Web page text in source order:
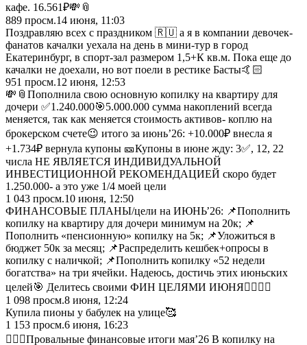
кафе. 16.561₽💸📎
889 просм.14 июня, 11:03
Поздравляю всех с праздником 🇷🇺 а я в компании девочек-
фанатов качалки уехала на день в мини-тур в город
Екатеринбург, в спорт-зал размером 1,5+К кв.м. Пока еще до
качалки не доехали, но вот поели в рестике Басты🤙🏻
951 просм.12 июня, 12:53
💸📎Пополнила свою основную копилку на квартиру для
дочери ✅1.240.000🎯5.000.000 сумма накоплений всегда
меняется, так как меняется стоимость активов- коплю на
брокерском счете😉 итого за июнь’26: +10.000₽ внесла я
+1.734₽ вернула купоны 🎫Купоны в июне жду: 3✅, 12, 22
числа НЕ ЯВЛЯЕТСЯ ИНДИВИДУАЛЬНОЙ
ИНВЕСТИЦИОННОЙ РЕКОМЕНДАЦИЕЙ скоро будет
1.250.000- а это уже 1/4 моей цели
1 043 просм.10 июня, 12:50
ФИНАНСОВЫЕ ПЛАНЫ/цели на ИЮНЬ’26: 📌Пополнить
копилку на квартиру для дочери минимум на 20к; 📌
Пополнить «пенсионную» копилку на 5к; 📌Уложиться в
бюджет 50к за месяц; 📌Распределить кешбек+опросы в
копилку с наличкой; 📌Пополнить копилку «52 недели
богатства» на три ячейки. Надеюсь, достичь этих июньских
целей🎯 Делитесь своими ФИН ЦЕЛЯМИ ИЮНЯ✌🏻🤟🏻
1 098 просм.8 июня, 12:24
Купила пионы у бабулек на улице🥰
1 153 просм.6 июня, 16:23
👎🏼❌Провальные финансовые итоги мая’26 В копилку на